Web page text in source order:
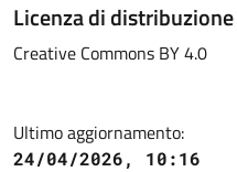
Licenza di distribuzione
Creative Commons BY 4.0
Ultimo aggiornamento:
24/04/2026, 10:16